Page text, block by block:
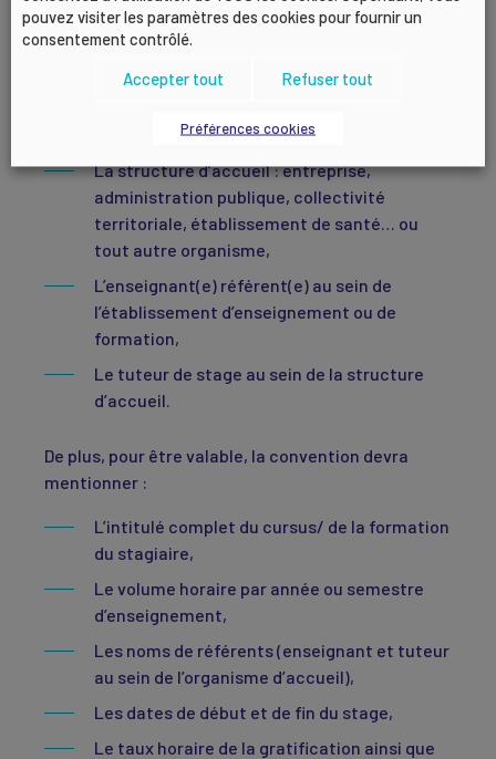
différentes parties prenantes c’est-à-dire :
Le stagiaire (ou son représentant légal s’il
est mineur),
La structure d’accueil : entreprise,
administration publique, collectivité
territoriale, établissement de santé… ou
tout autre organisme,
L’enseignant(e) référent(e) au sein de
l’établissement d’enseignement ou de
formation,
Le tuteur de stage au sein de la structure
d’accueil.
De plus, pour être valable, la convention devra
mentionner :
L’intitulé complet du cursus/ de la formation
du stagiaire,
Le volume horaire par année ou semestre
d’enseignement,
Les noms de référents (enseignant et tuteur
au sein de l’organisme d’accueil),
Les dates de début et de fin du stage,
Le taux horaire de la gratification ainsi que
pouvez visiter les paramètres des cookies pour fournir un
consentement contrôlé.
Accepter tout Refuser tout
Préférences cookies